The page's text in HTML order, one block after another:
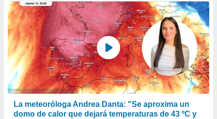
La meteoróloga Andrea Danta: "Se aproxima un
domo de calor que dejará temperaturas de 43 ºC y